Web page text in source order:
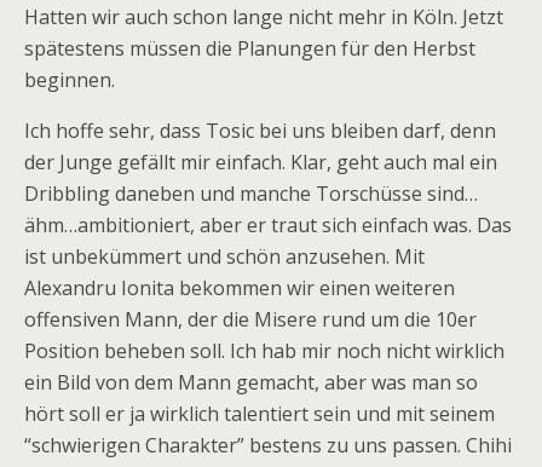
Hatten wir auch schon lange nicht mehr in Köln. Jetzt
spätestens müssen die Planungen für den Herbst
beginnen.
Ich hoffe sehr, dass Tosic bei uns bleiben darf, denn
der Junge gefällt mir einfach. Klar, geht auch mal ein
Dribbling daneben und manche Torschüsse sind…
ähm…ambitioniert, aber er traut sich einfach was. Das
ist unbekümmert und schön anzusehen. Mit
Alexandru Ionita bekommen wir einen weiteren
offensiven Mann, der die Misere rund um die 10er
Position beheben soll. Ich hab mir noch nicht wirklich
ein Bild von dem Mann gemacht, aber was man so
hört soll er ja wirklich talentiert sein und mit seinem
“schwierigen Charakter” bestens zu uns passen. Chihi